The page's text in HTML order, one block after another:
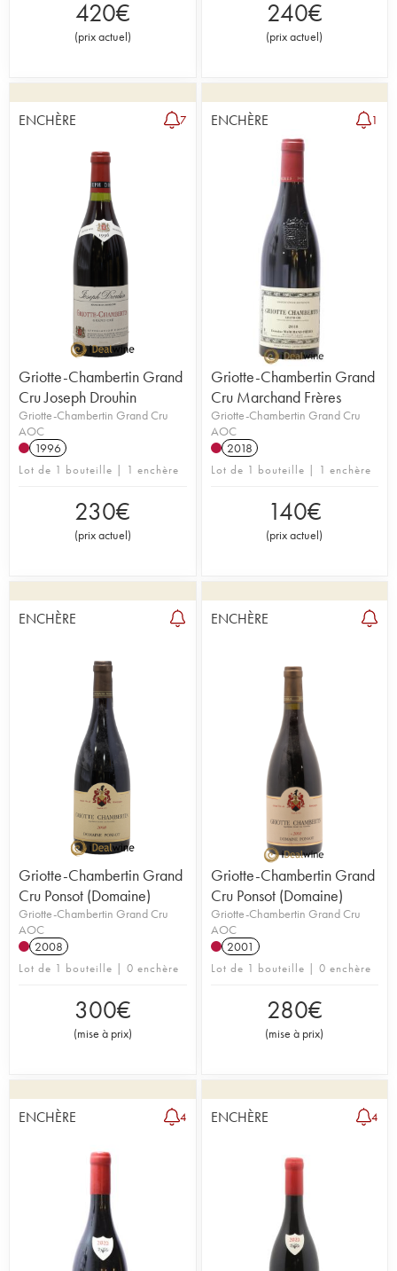
420€
(prix actuel)
240€
(prix actuel)
ENCHÈRE 7
Griotte-Chambertin Grand
Cru Joseph Drouhin
Griotte-Chambertin Grand Cru
AOC
1996
Lot de 1 bouteille | 1 enchère
230€
(prix actuel)
ENCHÈRE 1
Griotte-Chambertin Grand
Cru Marchand Frères
Griotte-Chambertin Grand Cru
AOC
2018
Lot de 1 bouteille | 1 enchère
140€
(prix actuel)
ENCHÈRE
Griotte-Chambertin Grand
Cru Ponsot (Domaine)
Griotte-Chambertin Grand Cru
AOC
2008
Lot de 1 bouteille | 0 enchère
300€
(mise à prix)
ENCHÈRE
Griotte-Chambertin Grand
Cru Ponsot (Domaine)
Griotte-Chambertin Grand Cru
AOC
2001
Lot de 1 bouteille | 0 enchère
280€
(mise à prix)
ENCHÈRE 4 ENCHÈRE 4